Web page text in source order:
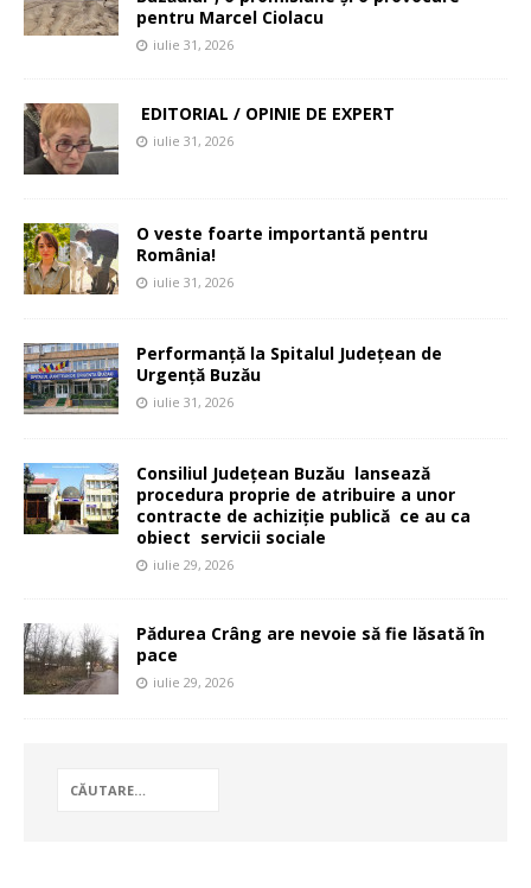
pentru Marcel Ciolacu
iulie 31, 2026
EDITORIAL / OPINIE DE EXPERT
iulie 31, 2026
O veste foarte importantă pentru
România!
iulie 31, 2026
Performanță la Spitalul Județean de
Urgență Buzău
iulie 31, 2026
Consiliul Județean Buzău lansează
procedura proprie de atribuire a unor
contracte de achiziție publică ce au ca
obiect servicii sociale
iulie 29, 2026
Pădurea Crâng are nevoie să fie lăsată în
pace
iulie 29, 2026